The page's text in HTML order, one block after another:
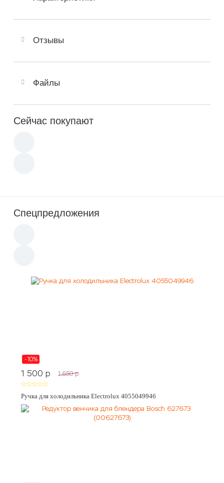
Отзывы
Файлы
Сейчас покупают
Спецпредложения
-10%
1 500 p 1 650 p
Ручка для холодильника Electrolux 4055049946